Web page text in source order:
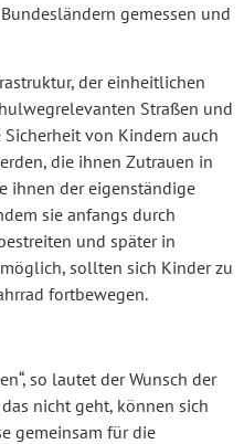
gemessen und
der einheitlichen
Straßen und
von Kindern auch
die ihnen Zutrauen in
ihnen der eigenständige
sie anfangs durch
und später in
sollten sich Kinder zu
fortbewegen.
so lautet der Wunsch der
nicht geht, können sich
gemeinsam für die